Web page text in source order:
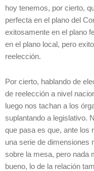
hoy tenemos, por cierto,
perfecta en el plano del
exitosamente en el plano
en el plano local, pero
reelección.
Por cierto, hablando de
de reelección a nivel
luego nos tachan a los
suplantando a legislativo.
que pasa es que, ante los
una serie de dimensiones
sobre la mesa, pero nada
bueno, lo de la relación